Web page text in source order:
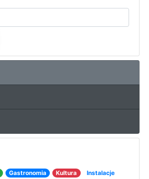
Gastronomia Kultura
Instalacje